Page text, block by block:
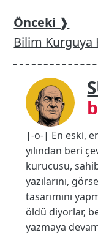
Önceki ❱
Bilim Kurguya
|-o-| En eski,
yılından beri
kurucusu,
yazılarını,
tasarımını
öldü diyorlar,
yazmaya